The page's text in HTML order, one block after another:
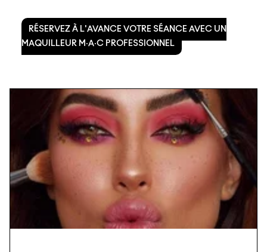
RÉSERVEZ À L'AVANCE VOTRE SÉANCE AVEC UN
MAQUILLEUR M·A·C PROFESSIONNEL